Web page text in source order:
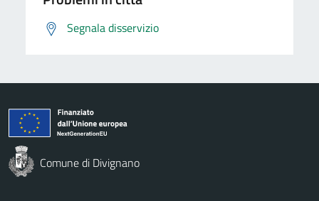
Segnala disservizio
Comune di Divignano